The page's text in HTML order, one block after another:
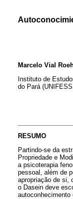
Marcelo Vial
Instituto de
do Pará
RESUMO
Partindo-se da
Propriedade e
a psicoterapia
pessoal, além de
apropriação de si,
o Dasein deve
autoconhecimento